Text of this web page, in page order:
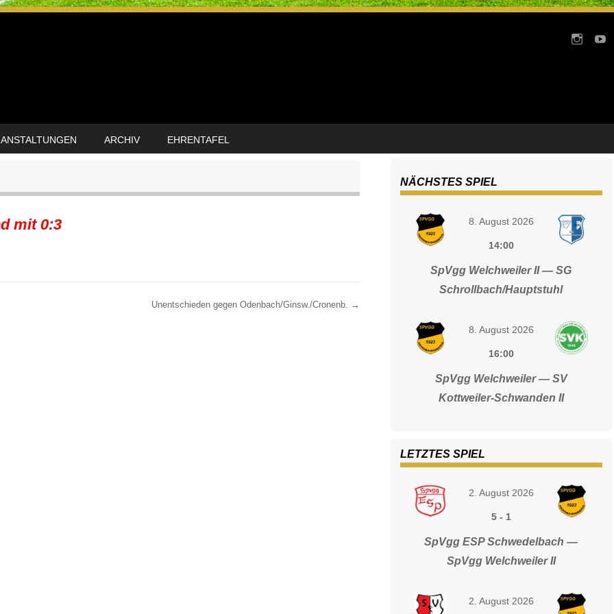
ARCHIV EHRENTAFEL
mit 0:3
Unentschieden gegen Odenbach/Ginsw./Cronenb. →
NÄCHSTES SPIEL
8. August 2026
14:00
SpVgg Welchweiler II — SG
Schrollbach/Hauptstuhl
8. August 2026
16:00
SpVgg Welchweiler — SV
Kottweiler-Schwanden II
LETZTES SPIEL
2. August 2026
5- 1
SpVgg ESP Schwedelbach —
SpVgg Welchweiler II
2. August 2026